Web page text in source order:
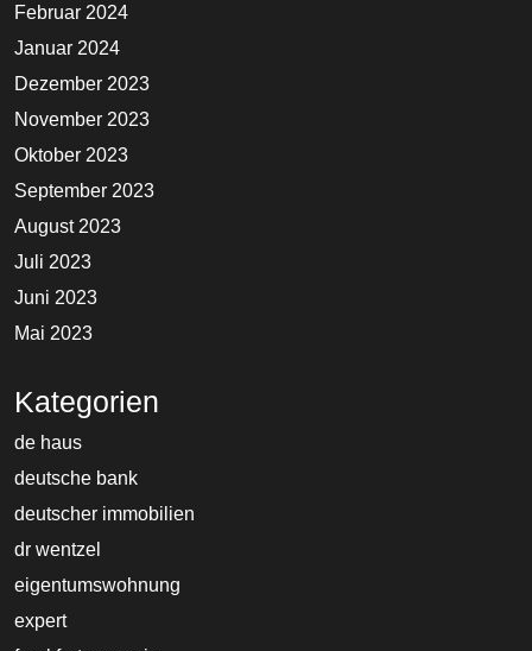
Februar 2024
Januar 2024
Dezember 2023
November 2023
Oktober 2023
September 2023
August 2023
Juli 2023
Juni 2023
Mai 2023
Kategorien
de haus
deutsche bank
deutscher immobilien
dr wentzel
eigentumswohnung
expert